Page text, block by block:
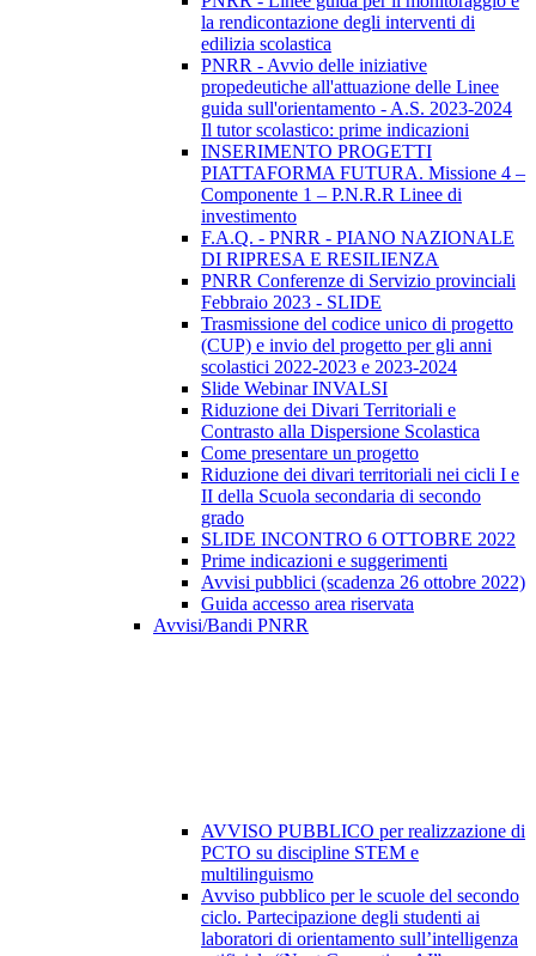
la rendicontazione degli interventi di
edilizia scolastica
PNRR - Avvio delle iniziative
propedeutiche all'attuazione delle Linee
guida sull'orientamento - A.S. 2023-2024
Il tutor scolastico: prime indicazioni
INSERIMENTO PROGETTI
PIATTAFORMA FUTURA. Missione 4 –
Componente 1 – P.N.R.R Linee di
investimento
F.A.Q. - PNRR - PIANO NAZIONALE
DI RIPRESA E RESILIENZA
PNRR Conferenze di Servizio provinciali
Febbraio 2023 - SLIDE
Trasmissione del codice unico di progetto
(CUP) e invio del progetto per gli anni
scolastici 2022-2023 e 2023-2024
Slide Webinar INVALSI
Riduzione dei Divari Territoriali e
Contrasto alla Dispersione Scolastica
Come presentare un progetto
Riduzione dei divari territoriali nei cicli I e
II della Scuola secondaria di secondo
grado
SLIDE INCONTRO 6 OTTOBRE 2022
Prime indicazioni e suggerimenti
Avvisi pubblici (scadenza 26 ottobre 2022)
Guida accesso area riservata
Avvisi/Bandi PNRR
AVVISO PUBBLICO per realizzazione di
PCTO su discipline STEM e
multilinguismo
Avviso pubblico per le scuole del secondo
ciclo. Partecipazione degli studenti ai
laboratori di orientamento sull’intelligenza